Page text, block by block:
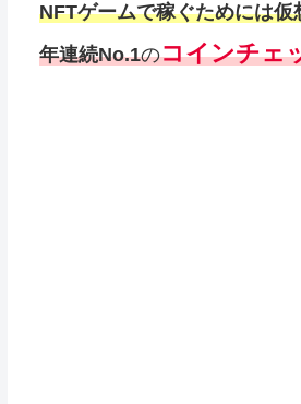
NFTゲームで稼ぐためには
年連続No.1のコインチェ